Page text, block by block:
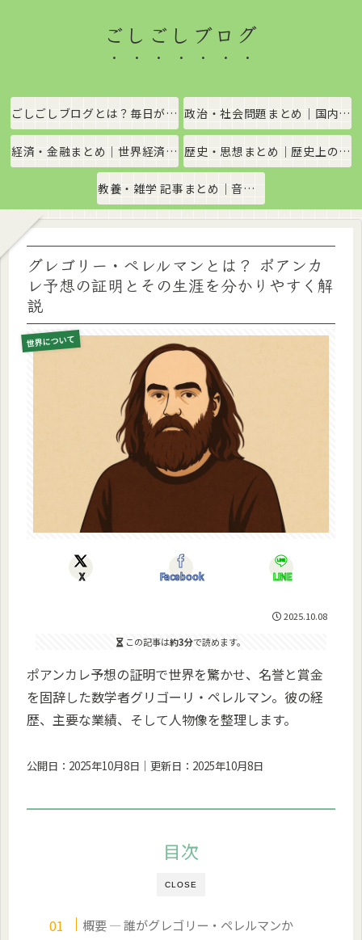
ごしごしブログ
ごしごしブログとは？毎日がちょっと楽しくなる情報発信サイト 政治・社会問題まとめ｜国内政治・国際情勢をわかりやすく解説
経済・金融まとめ｜世界経済・金融市場をわかりやすく解説 歴史・思想まとめ｜歴史上の出来事や思想・哲学をわかりやすく解説
教養・雑学 記事まとめ｜音楽、科学、社会の豆知識をわかりやすく解説
グレゴリー・ペレルマンとは？ ポアンカ
レ予想の証明とその生涯を分かりやすく解
説
世界について
X Facebook LINE
2025.10.08
この記事は約3分で読めます。
ポアンカレ予想の証明で世界を驚かせ、名誉と賞金
を固辞した数学者グリゴーリ・ペレルマン。彼の経
歴、主要な業績、そして人物像を整理します。
公開日：2025年10月8日｜更新日：2025年10月8日
CLOSE
目次
概要 — 誰がグレゴリー・ペレルマンか